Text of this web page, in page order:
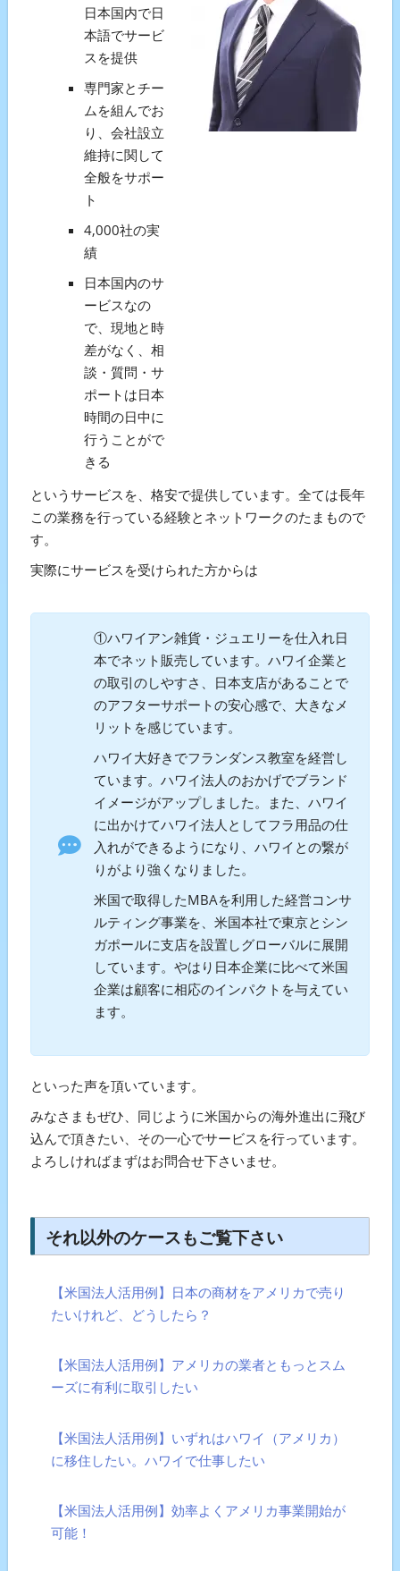
日本国内で日
本語でサービ
スを提供
専門家とチー
ムを組んでお
り、会社設立
維持に関して
全般をサポー
ト
4,000社の実
績
日本国内のサ
ービスなの
で、現地と時
差がなく、相
談・質問・サ
ポートは日本
時間の日中に
行うことがで
きる
というサービスを、格安で提供しています。全ては長年
この業務を行っている経験とネットワークのたまもので
す。
実際にサービスを受けられた方からは
①ハワイアン雑貨・ジュエリーを仕入れ日
本でネット販売しています。ハワイ企業と
の取引のしやすさ、日本支店があることで
のアフターサポートの安心感で、大きなメ
リットを感じています。
ハワイ大好きでフランダンス教室を経営し
ています。ハワイ法人のおかげでブランド
イメージがアップしました。また、ハワイ
に出かけてハワイ法人としてフラ用品の仕
入れができるようになり、ハワイとの繋が
りがより強くなりました。
米国で取得したMBAを利用した経営コンサ
ルティング事業を、米国本社で東京とシン
ガポールに支店を設置しグローバルに展開
しています。やはり日本企業に比べて米国
企業は顧客に相応のインパクトを与えてい
ます。
といった声を頂いています。
みなさまもぜひ、同じように米国からの海外進出に飛び
込んで頂きたい、その一心でサービスを行っています。
よろしければまずはお問合せ下さいませ。
それ以外のケースもご覧下さい
【米国法人活用例】日本の商材をアメリカで売り
たいけれど、どうしたら？
【米国法人活用例】アメリカの業者ともっとスム
ーズに有利に取引したい
【米国法人活用例】いずれはハワイ（アメリカ）
に移住したい。ハワイで仕事したい
【米国法人活用例】効率よくアメリカ事業開始が
可能！